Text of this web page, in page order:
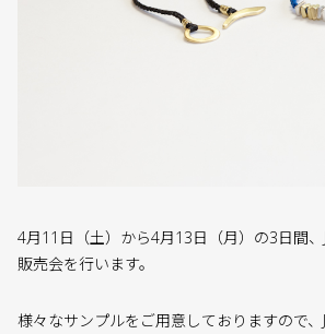
4月11日（土）から4月13日（月）の3日間、
販売会を行います。
様々なサンプルをご用意しておりますので、